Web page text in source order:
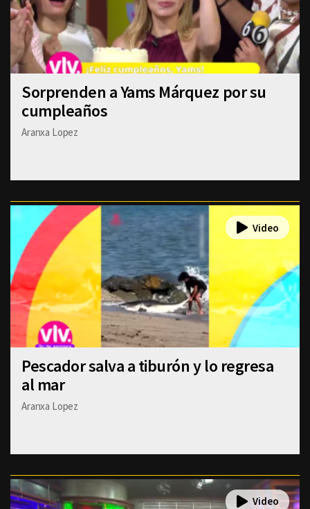
Sorprenden a Yams Márquez por su
cumpleaños
Aranxa Lopez
Pescador salva a tiburón y lo regresa
al mar
Aranxa Lopez